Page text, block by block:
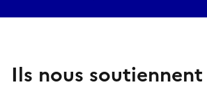
Ils nous soutiennent